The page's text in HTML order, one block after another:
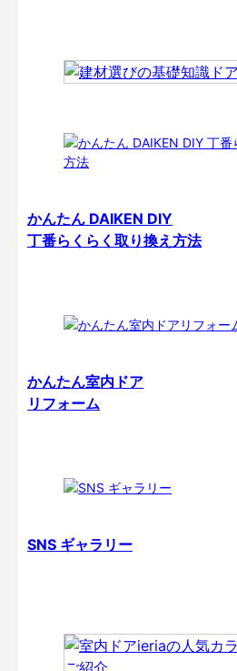
かんたん DAIKEN DIY
丁番らくらく取り換え方法
かんたん室内ドア
リフォーム
SNS ギャラリー